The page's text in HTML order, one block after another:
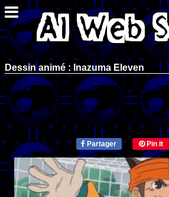
Dessin animé : Inazuma Eleven
Partager Pin it